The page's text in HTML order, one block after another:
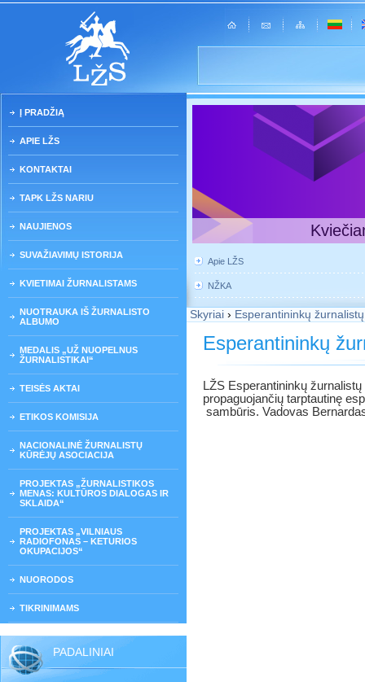
Į PRADŽIĄ
APIE LŽS
KONTAKTAI
TAPK LŽS NARIU
NAUJIENOS
SUVAŽIAVIMŲ ISTORIJA
KVIETIMAI ŽURNALISTAMS
NUOTRAUKA IŠ ŽURNALISTO
ALBUMO
MEDALIS „UŽ NUOPELNUS
ŽURNALISTIKAI“
TEISĖS AKTAI
ETIKOS KOMISIJA
NACIONALINĖ ŽURNALISTŲ
KŪRĖJŲ ASOCIACIJA
PROJEKTAS „ŽURNALISTIKOS
MENAS: KULTŪROS DIALOGAS IR
SKLAIDA“
PROJEKTAS „VILNIAUS
RADIOFONAS – KETURIOS
OKUPACIJOS“
NUORODOS
TIKRINIMAMS
PADALINIAI
Apie LŽS
NŽKA
Skyriai › Esperantininkų
Esperantininkų
LŽS Esperantininkų
propaguojančių tarptautinę
sambūris. Vadovas